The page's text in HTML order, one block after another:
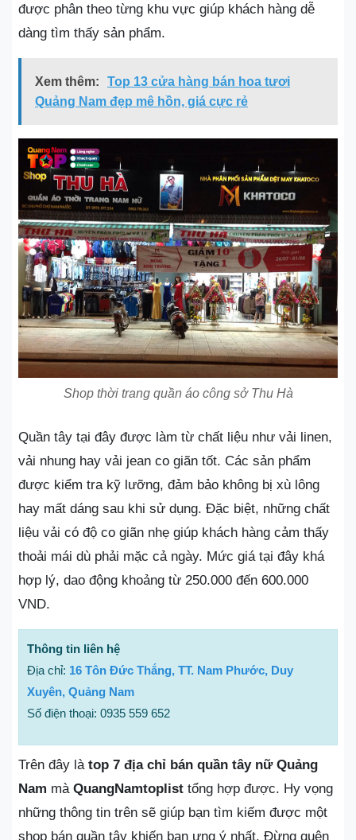
được phân theo từng khu vực giúp khách hàng dễ
dàng tìm thấy sản phẩm.
Xem thêm:
Top 13 cửa hàng bán hoa tươi
Quảng Nam đẹp mê hồn, giá cực rẻ
Shop thời trang quần áo công sở Thu Hà
Quần tây tại đây được làm từ chất liệu như vải linen,
vải nhung hay vải jean co giãn tốt. Các sản phẩm
được kiểm tra kỹ lưỡng, đảm bảo không bị xù lông
hay mất dáng sau khi sử dụng. Đặc biệt, những chất
liệu vải có độ co giãn nhẹ giúp khách hàng cảm thấy
thoải mái dù phải mặc cả ngày. Mức giá tại đây khá
hợp lý, dao động khoảng từ 250.000 đến 600.000
VND.
Thông tin liên hệ
Địa chỉ: 16 Tôn Đức Thắng, TT. Nam Phước, Duy
Xuyên, Quảng Nam
Số điện thoại: 0935 559 652
Trên đây làtop 7 địa chỉ bán quần tây nữ Quảng
Nam mà QuangNamtoplist tổng hợp được. Hy vọng
những thông tin trên sẽ giúp bạn tìm kiếm được một
shop bán quần tây khiến bạn ưng ý nhất. Đừng quên